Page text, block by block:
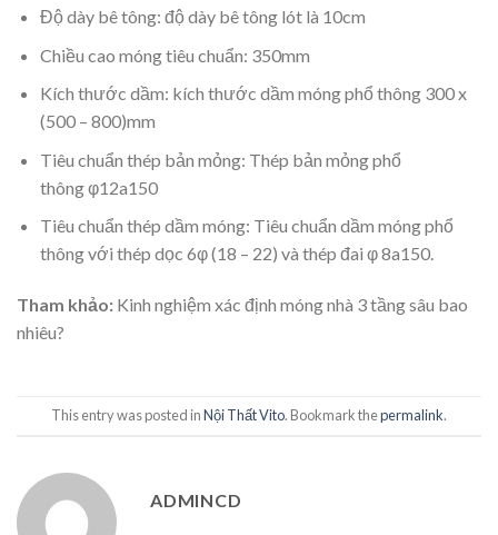
Độ dày bê tông: độ dày bê tông lót là 10cm
Chiều cao móng tiêu chuẩn: 350mm
Kích thước dầm: kích thước dầm móng phổ thông 300 x
(500 – 800)mm
Tiêu chuẩn thép bản mỏng: Thép bản mỏng phổ
thông φ12a150
Tiêu chuẩn thép dầm móng: Tiêu chuẩn dầm móng phổ
thông với thép dọc 6φ (18 – 22) và thép đai φ 8a150.
Tham khảo: Kinh nghiệm xác định móng nhà 3 tầngsâu bao
nhiêu?
This entry was posted inNội Thất Vito. Bookmark thepermalink.
ADMINCD